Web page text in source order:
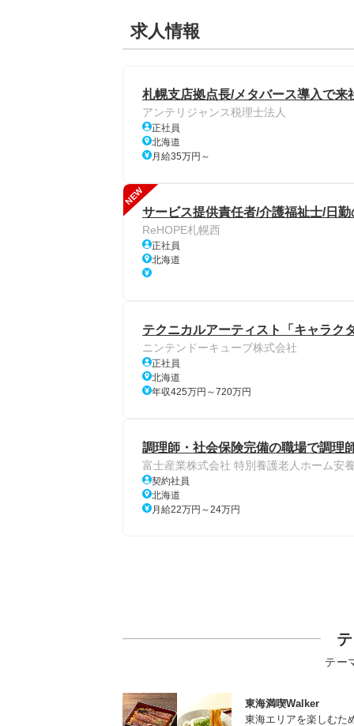
求人情報
札幌支店拠点長/メタバース導入で
アンテリジャンス税理士法人
正社員
北海道
月給35万円～
NEW
サービス提供責任者/介護福祉士/日
ReHOPE札幌西
正社員
北海道
テクニカルアーティスト「キャラク
ニンテンドーキューブ株式会社
正社員
北海道
年収425万円～720万円
調理師・社会保険完備の職場で調理
富士産業株式会社 特別養護老人ホーム安
契約社員
北海道
月給22万円～24万円
テー
東海満喫Walker
東海エリアを楽しむた